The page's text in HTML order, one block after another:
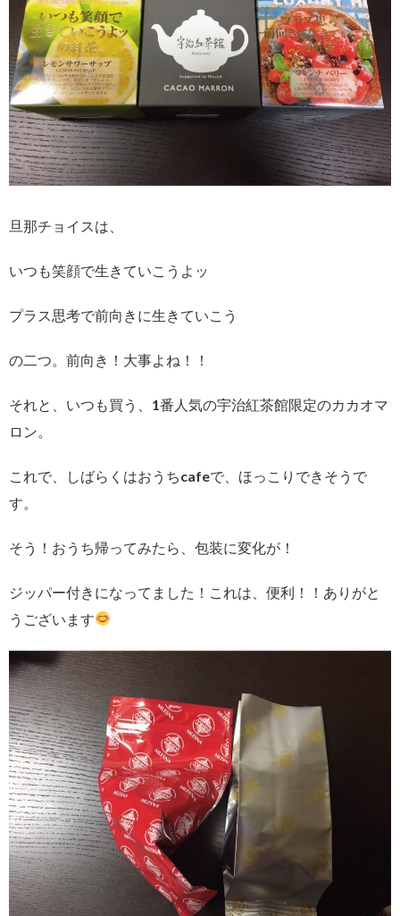
旦那チョイスは、
いつも笑顔で生きていこうよッ
プラス思考で前向きに生きていこう
の二つ。前向き！大事よね！！
それと、いつも買う、1番人気の宇治紅茶館限定のカカオマ
ロン。
これで、しばらくはおうちcafeで、ほっこりできそうで
す。
そう！おうち帰ってみたら、包装に変化が！
ジッパー付きになってました！これは、便利！！ありがと
うございます